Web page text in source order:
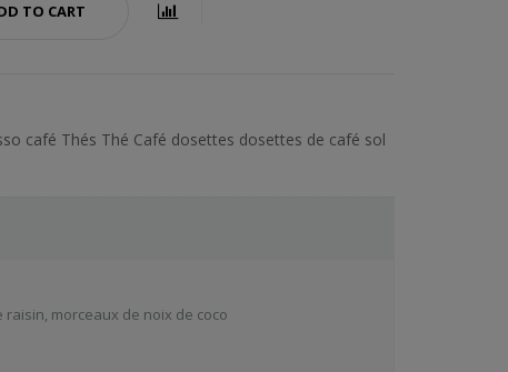
TO CART
café Thés Thé Café dosettes dosettes de café sol
morceaux de noix de coco